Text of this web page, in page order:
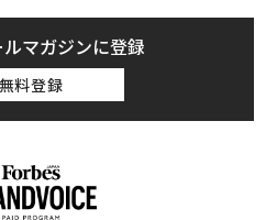
う3つのエンジンで構成され
独自の経済性とリスク特性を
史、主要な数値、比較可能な
ナリオ、そしてSPCXの取引開
べき実践的な投資手段につい
解する
マガジンに登録
無料登録